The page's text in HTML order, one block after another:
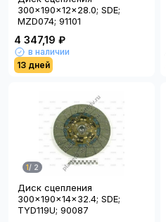
300x190x12x28.0; SDE;
MZD074; 91101
4 347,19 ₽
в наличии
13 дней
1/ 2
Диск сцепления
300x190x14x32.4; SDE;
TYD119U; 90087